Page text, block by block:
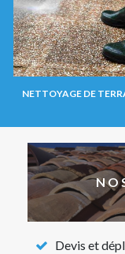
NETTOYAGE DE
Devis et